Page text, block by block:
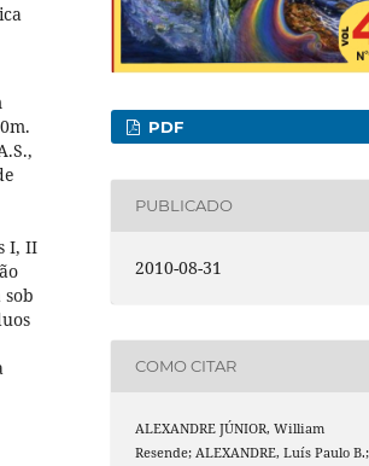
I, II
PDF
PUBLICADO
2010-08-31
COMO CITAR
ALEXANDRE JÚNIOR, William
Resende; ALEXANDRE, Luís Paulo B.;